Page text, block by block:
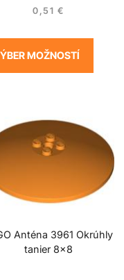
0,51 €
MOŽNOSTÍ
Anténa 3961 Okrúhly
tanier 8×8